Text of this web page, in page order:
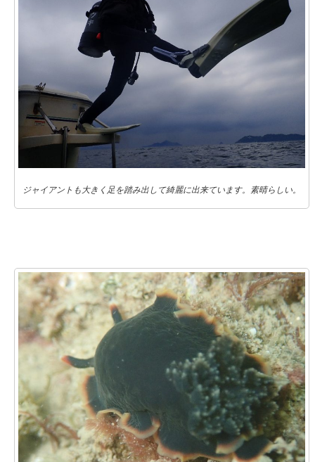
ジャイアントも大きく足を踏み出して綺麗に出来ています。素晴らしい。